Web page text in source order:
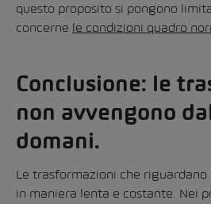
questo proposito si pongono
concerne le condizioni quadro
Conclusione: le
non avvengono
domani.
Le trasformazioni che
in maniera lenta e costante. Nei